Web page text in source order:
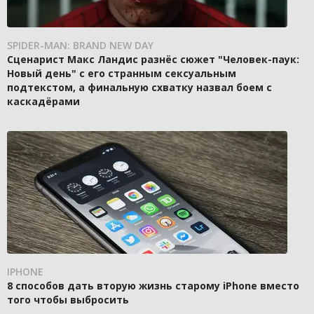
SPIDER-MAN: BRAND NEW DAY
Сценарист Макс Ландис разнёс сюжет "Человек-паук:
Новый день" с его странным сексуальным
подтекстом, а финальную схватку назвал боем с
каскадёрами
IPHONE
8 способов дать вторую жизнь старому iPhone вместо
того чтобы выбросить